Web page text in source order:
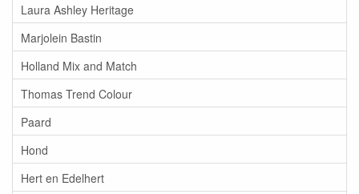
Laura Ashley Heritage
Marjolein Bastin
Holland Mix and Match
Thomas Trend Colour
Paard
Hond
Hert en Edelhert